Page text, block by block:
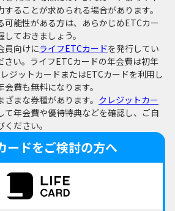
ることが求められる場合があります。
可能性がある方は、あらかじめETCカー
ておきましょう。
員向けにライフETCカードを発行してい
さい。ライフETCカードの年会費は初年
ジットカードまたはETCカードを利用し
費も無料になります。
まな券種があります。 クレジットカー
て年会費や優待特典などを確認し、ご自
ださい。
ードをご検討の方へ